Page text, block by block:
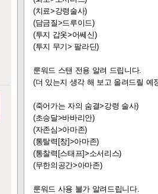
(치료>강령술사)
(담금질>드루이드)
(투지 갑옷>어쎄신)
(투지 무기> 팔라딘)
룬워드 스탠 전용 알려 드립니다.
(더 있는지 생각 해 보고 올려드릴 예
(죽어가는 자의 숨결>강령 술사)
(초승달>바바리안)
(자존심>아마존)
(통탈력[창]>아마존)
(통찰력[스태프]>소서리스)
(무한의공간>아마존)
룬워드 사용 불가 알려드립니다.